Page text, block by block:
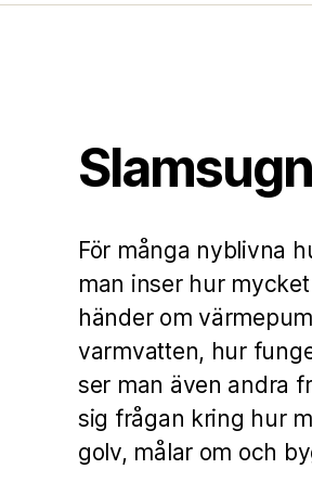
För många nyblivna
man inser hur
händer om
varmvatten, hur
ser man även andra
sig frågan kring hur
golv, målar om och